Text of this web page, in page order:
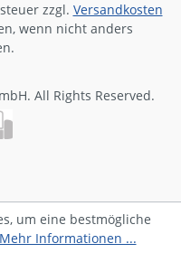
zzgl. Versandkosten
wenn nicht anders
All Rights Reserved.
um eine bestmögliche
Mehr Informationen ...